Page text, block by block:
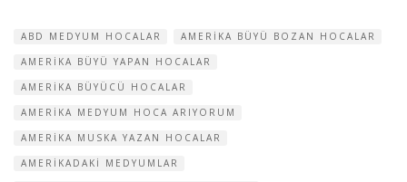
ABD MEDYUM HOCALAR
AMERIKA BÜYÜ BOZAN HOCALAR
AMERIKA BÜYÜ YAPAN HOCALAR
AMERIKA BÜYÜCÜ HOCALAR
AMERIKA MEDYUM HOCA ARIYORUM
AMERIKA MUSKA YAZAN HOCALAR
AMERIKADAKI MEDYUMLAR